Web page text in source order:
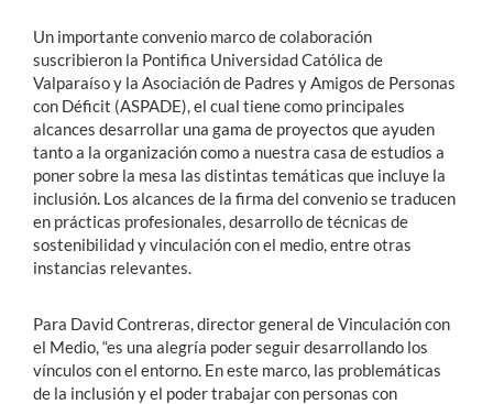
Un importante convenio marco de colaboración
suscribieron la Pontifica Universidad Católica de
Valparaíso y la Asociación de Padres y Amigos de Personas
con Déficit (ASPADE), el cual tiene como principales
alcances desarrollar una gama de proyectos que ayuden
tanto a la organización como a nuestra casa de estudios a
poner sobre la mesa las distintas temáticas que incluye la
inclusión. Los alcances de la firma del convenio se traducen
en prácticas profesionales, desarrollo de técnicas de
sostenibilidad y vinculación con el medio, entre otras
instancias relevantes.
Para David Contreras, director general de Vinculación con
el Medio, “es una alegría poder seguir desarrollando los
vínculos con el entorno. En este marco, las problemáticas
de la inclusión y el poder trabajar con personas con